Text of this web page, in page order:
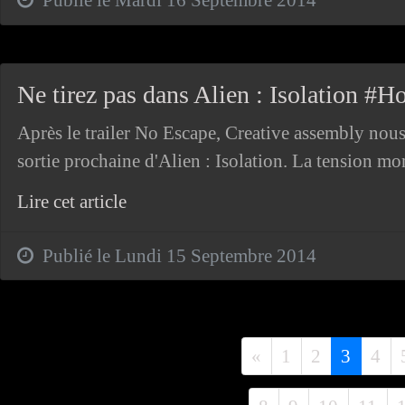
Ne tirez pas dans Alien : Isolation
Après le trailer No Escape, Creative assembly
sortie prochaine d'Alien : Isolation. La tension
Lire cet article
Publié le Lundi 15 Septembre 2014
« Précédent
1 2 3 4